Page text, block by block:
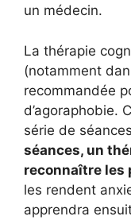
un médecin.
La thérapie
(notamment
recommandée
d’agoraphobie.
série de
séances, un
reconnaître les
les rendent
apprendra